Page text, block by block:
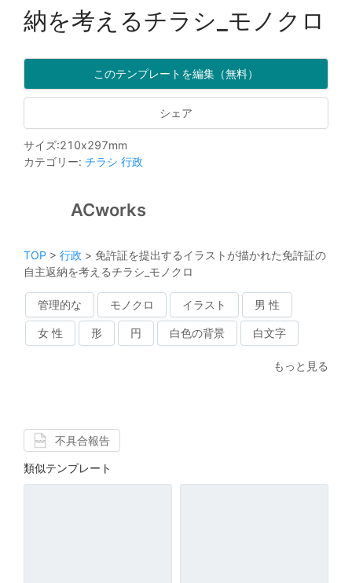
納を考えるチラシ_モノクロ
このテンプレートを編集（無料）
シェア
サイズ:210x297mm
カテゴリー: チラシ 行政
ACworks
TOP > 行政 > 免許証を提出するイラストが描かれた免許証の
自主返納を考えるチラシ_モノクロ
管理的な モノクロ イラスト 男 性
女 性 形 円 白色の背景 白文字
もっと見る
不具合報告
類似テンプレート